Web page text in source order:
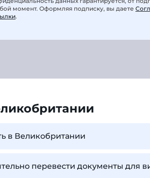
момент. Оформляя подписку, вы даете
.
в Великобритании
перевести документы для